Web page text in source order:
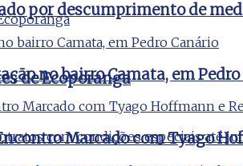
de Ecoporanga
por descumprimento de
no bairro Camata, em
Marcado com Tyago